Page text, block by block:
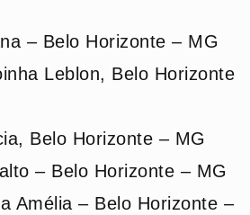
– Belo Horizonte – MG
Leblon, Belo Horizonte
Belo Horizonte – MG
– Belo Horizonte – MG
Amélia – Belo Horizonte –